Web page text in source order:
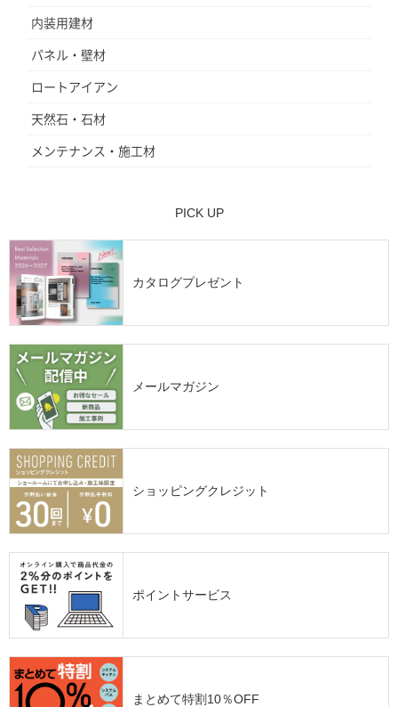
内装用建材
パネル・壁材
ロートアイアン
天然石・石材
メンテナンス・施工材
PICK UP
カタログプレゼント
メールマガジン
ショッピングクレジット
ポイントサービス
まとめて特割10％OFF